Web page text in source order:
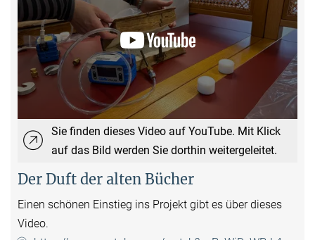
Sie finden dieses Video auf YouTube. Mit Klick
auf das Bild werden Sie dorthin weitergeleitet.
Der Duft der alten Bücher
Einen schönen Einstieg ins Projekt gibt es über dieses
Video.